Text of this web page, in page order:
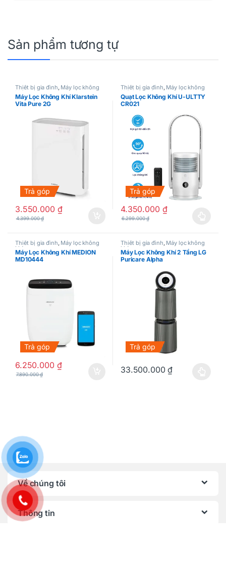
Sản phẩm tương tự
Thiết bị gia đình, Máy lọc không
khí
Máy Lọc Không Khí Klarstein
Vita Pure 2G
Trả góp
3.550.000 ₫
4.399.000₫
Thiết bị gia đình, Máy lọc không
khí, Quạt mát
Quạt Lọc Không Khí U-ULTTY
CR021
Trả góp
4.350.000 ₫
6.299.000₫
Sản phẩm này có nhiều biến
Thiết bị gia đình, Máy lọc không
khí
Máy Lọc Không Khí MEDION
MD10444
Trả góp
6.250.000 ₫
7.890.000₫
Thiết bị gia đình, Máy lọc không
khí
Máy Lọc Không Khí 2 Tầng LG
Puricare Alpha
Trả góp
33.500.000₫
Sản phẩm này có nhiều biến
Về chúng tôi
Thông tin